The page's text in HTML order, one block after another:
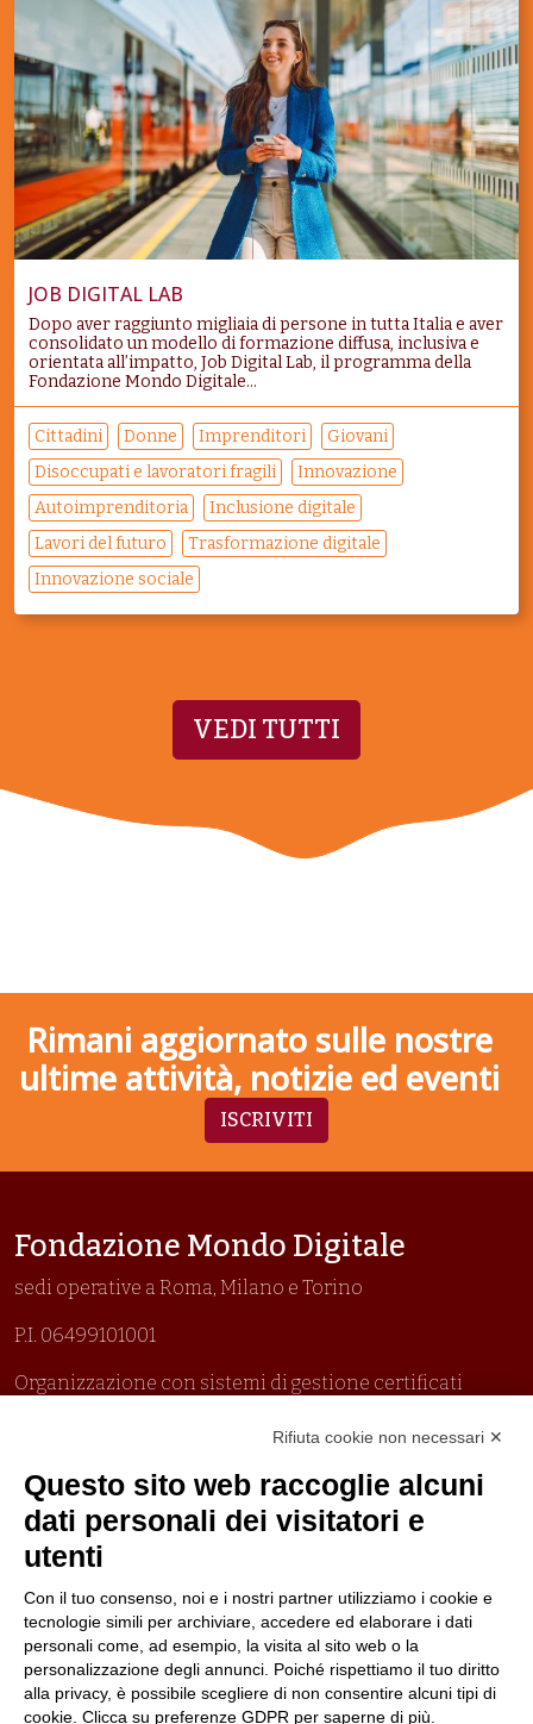
JOB DIGITAL LAB
Dopo aver raggiunto migliaia di persone in tutta Italia e aver
consolidato un modello di formazione diffusa, inclusiva e
orientata all’impatto, Job Digital Lab, il programma della
Fondazione Mondo Digitale...
Cittadini Donne Imprenditori
Giovani
Disoccupati e lavoratori fragili
Innovazione
Autoimprenditoria
Inclusione digitale
Lavori del futuro
Trasformazione digitale
Innovazione sociale
VEDI TUTTI
Rimani aggiornato sulle nostre
ultime attività, notizie ed eventi
ISCRIVITI
Fondazione Mondo Digitale
sedi operative a Roma, Milano e Torino
P.I. 06499101001
Organizzazione con sistemi di gestione certificati
Politica per la parità di genere
Politica antibullismo
Piè di pagina
Contatti Seguici su
Rifiuta cookie non necessari ✕
Questo sito web raccoglie alcuni
dati personali dei visitatori e
utenti
Con il tuo consenso, noi e i nostri partner utilizziamo i cookie e
tecnologie simili per archiviare, accedere ed elaborare i dati
personali come, ad esempio, la visita al sito web o la
personalizzazione degli annunci. Poiché rispettiamo il tuo diritto
alla privacy, è possibile scegliere di non consentire alcuni tipi di
cookie. Clicca su preferenze GDPR per saperne di più.